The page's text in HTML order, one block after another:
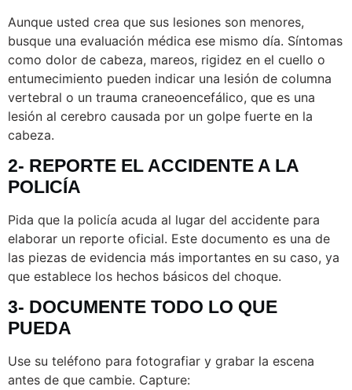
Aunque usted crea que sus lesiones son menores,
busque una evaluación médica ese mismo día. Síntomas
como dolor de cabeza, mareos, rigidez en el cuello o
entumecimiento pueden indicar una lesión de columna
vertebral o un trauma craneoencefálico, que es una
lesión al cerebro causada por un golpe fuerte en la
cabeza.
2- REPORTE EL ACCIDENTE A LA
POLICÍA
Pida que la policía acuda al lugar del accidente para
elaborar un reporte oficial. Este documento es una de
las piezas de evidencia más importantes en su caso, ya
que establece los hechos básicos del choque.
3- DOCUMENTE TODO LO QUE
PUEDA
Use su teléfono para fotografiar y grabar la escena
antes de que cambie. Capture: